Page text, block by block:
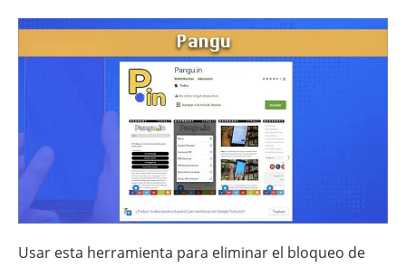
Usar esta herramienta para eliminar el bloqueo de